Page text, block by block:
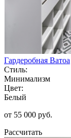
Гардеробная Ватоа
Стиль:
Минимализм
Цвет:
Белый
от 55 000 руб.
Рассчитать